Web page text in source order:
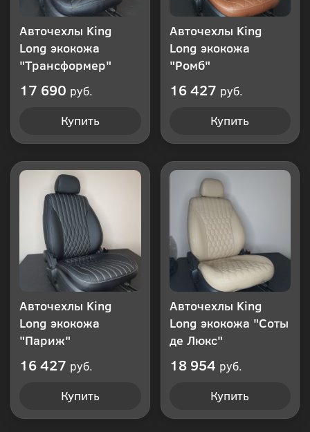
Авточехлы King
Long экокожа
"Трансформер"
17 690 руб.
Купить
Авточехлы King
Long экокожа
"Ромб"
16 427 руб.
Купить
Авточехлы King
Long экокожа
"Париж"
16 427 руб.
Купить
Авточехлы King
Long экокожа "Соты
де Люкс"
18 954 руб.
Купить